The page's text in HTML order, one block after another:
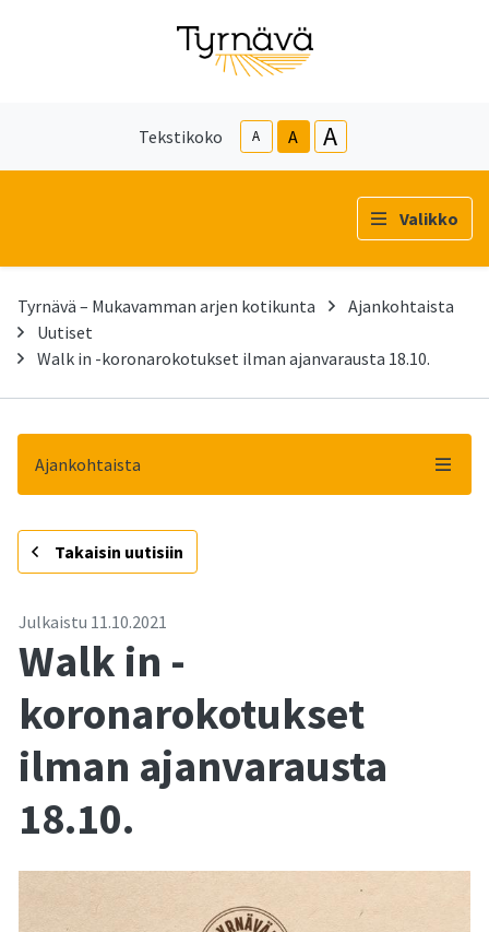
Tekstikoko A A A
Valikko
Tyrnävä – Mukavamman arjen kotikunta
Ajankohtaista
Uutiset
Walk in -koronarokotukset ilman ajanvarausta 18.10.
Ajankohtaista
- Takaisin uutisiin
Julkaistu 11.10.2021
Walk in -
koronarokotukset
ilman ajanvarausta
18.10.